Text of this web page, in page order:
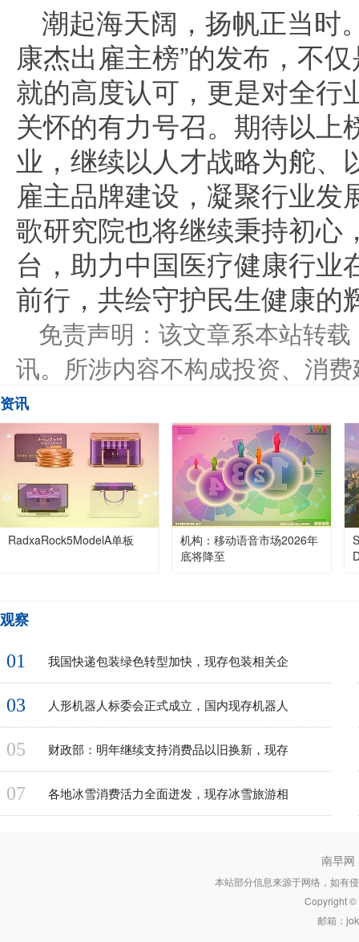
潮起海天阔，扬帆正当时
康杰出雇主榜”的发布，不
就的高度认可，更是对全行
关怀的有力号召。期待以上
业，继续以人才战略为舵、
雇主品牌建设，凝聚行业发
歌研究院也将继续秉持初心
台，助力中国医疗健康行
前行，共绘守护民生健康的
免责声明：该文章系本站转
讯。所涉内容不构成投资、消
资讯
RadxaRock5ModelA单板
机构：移动语音市场2026年
底将降至
观察
01 我国快递包装绿色转型加快，现存包装相关企
03 人形机器人标委会正式成立，国内现存机器人
05 财政部：明年继续支持消费品以旧换新，现存
07 各地冰雪消费活力全面迸发，现存冰雪旅游相
南早网
本站部分信息来源于网络，如有
Copyright ©
邮箱：